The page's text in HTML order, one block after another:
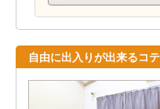
自由に出入りが出来るコ